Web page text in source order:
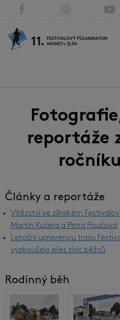
reportáže
Články a reportáže
Vítězství ve zlínském
Martin Kučera a Petra Poučová
Letošní upravenou trasu
vyzkoušelo přes tisíc běžců
Rodinný běh